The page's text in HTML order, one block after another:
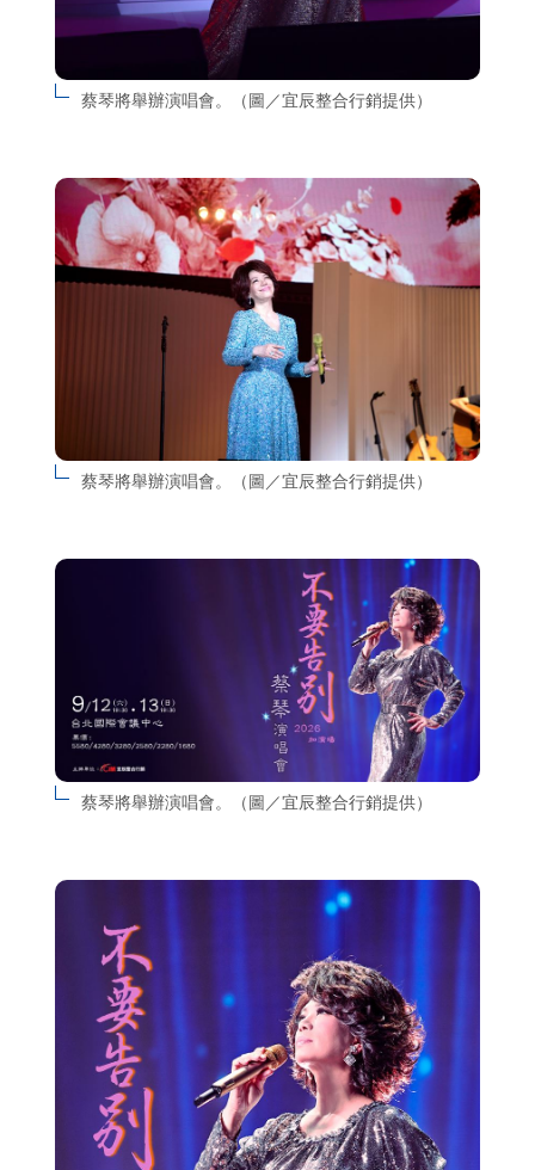
蔡琴將舉辦演唱會。（圖／宜辰整合行銷提供）
蔡琴將舉辦演唱會。（圖／宜辰整合行銷提供）
蔡琴將舉辦演唱會。（圖／宜辰整合行銷提供）